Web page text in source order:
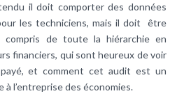
il doit comporter des données
les techniciens, mais il doit être
compris de toute la hiérarchie en
financiers, qui sont heureux de voir
et comment cet audit est un
l’entreprise des économies.